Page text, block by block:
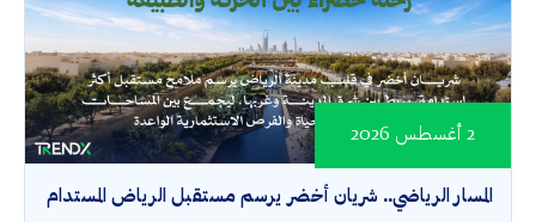
المسار الرياضي.. شريان أخضر يرسم مستقبل الرياض المستدام
2 أغسطس 2026